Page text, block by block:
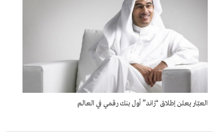
العبّار يعلن إطلاق “زاند” أول بنك رقمي في العالم